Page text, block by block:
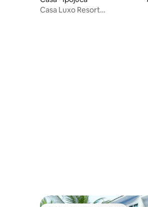
Casa Luxo Resort